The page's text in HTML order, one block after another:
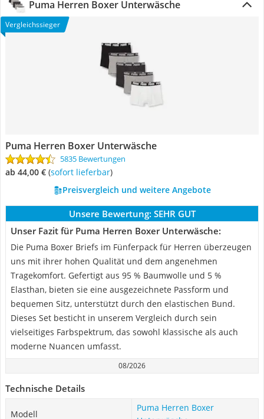
Puma Herren Boxer Unterwäsche
Vergleichssieger
Puma Herren Boxer Unterwäsche
5835 Bewertungen
ab 44,00 € ( Sofort lieferbar)
Preisvergleich und weitere Angebote
Unsere Bewertung: SEHR GUT
Unser Fazit für Puma Herren Boxer Unterwäsche:
Die Puma Boxer Briefs im Fünferpack für Herren überzeugen
uns mit ihrer hohen Qualität und dem angenehmen
Tragekomfort. Gefertigt aus 95 % Baumwolle und 5 %
Elasthan, bieten sie eine ausgezeichnete Passform und
bequemen Sitz, unterstützt durch den elastischen Bund.
Dieses Set besticht in unserem Vergleich durch sein
vielseitiges Farbspektrum, das sowohl klassische als auch
moderne Nuancen umfasst.
08/2026
Technische Details
Modell
Puma Herren Boxer